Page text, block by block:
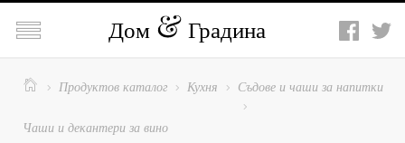
 Дом Градина
  Продуктов каталог  Кухня  Съдове и чаши за напитки

Чаши и декантери за вино